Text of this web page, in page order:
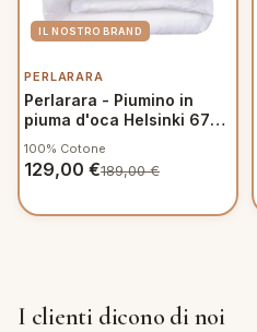
PERLARARA
Perlarara - Piumino in
piuma d'oca Helsinki 670
Winter Plus
100% Cotone
129,00 €189,00€
I clienti dicono di noi